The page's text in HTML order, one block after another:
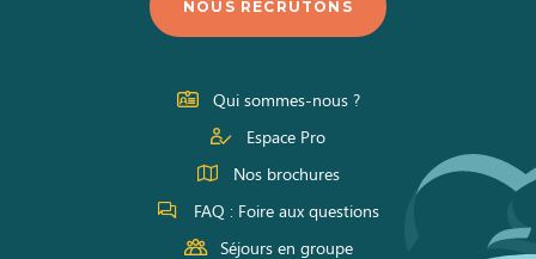
sur
Facebook
sur
Instagram
sur
Youtube
NOUS RECRUTONS
Qui sommes-nous ?
Espace Pro
Nos brochures
FAQ : Foire aux questions
Séjours en groupe